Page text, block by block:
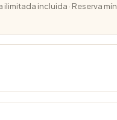
ilimitada incluida · Reserva